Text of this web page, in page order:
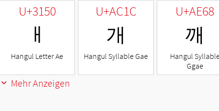
U+3150
ㅐ
Hangul Letter Ae
U+AC1C
개
Hangul Syllable Gae
U+AE68
깨
Hangul
Ggae
Mehr Anzeigen